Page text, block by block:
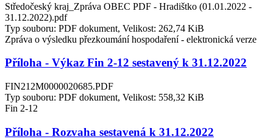
Středočeský kraj_Zpráva OBEC PDF - Hradištko (01.01.2022 -
31.12.2022).pdf
Typ souboru: PDF dokument, Velikost: 262,74 KiB
Zpráva o výsledku přezkoumání hospodaření - elektronická verze
Příloha - Výkaz Fin 2-12 sestavený k 31.12.2022
FIN212M0000020685.PDF
Typ souboru: PDF dokument, Velikost: 558,32 KiB
Fin 2-12
Příloha - Rozvaha sestavená k 31.12.2022